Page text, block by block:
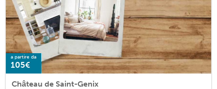
a partire da
105€
Château de Saint-Genix